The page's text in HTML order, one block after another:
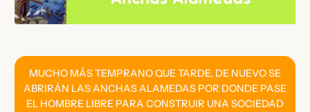
MUCHO MÁS TEMPRANO QUE TARDE, DE NUEVO SE
ABRIRÁN LAS ANCHAS ALAMEDAS POR DONDE PASE
EL HOMBRE LIBRE PARA CONSTRUIR UNA SOCIEDAD